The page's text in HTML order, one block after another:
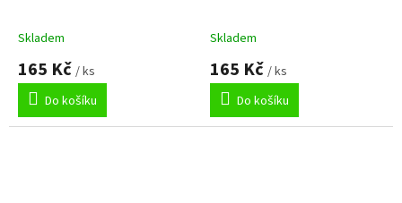
Skladem
165 Kč / ks
Do košíku
Skladem
165 Kč / ks
Do košíku